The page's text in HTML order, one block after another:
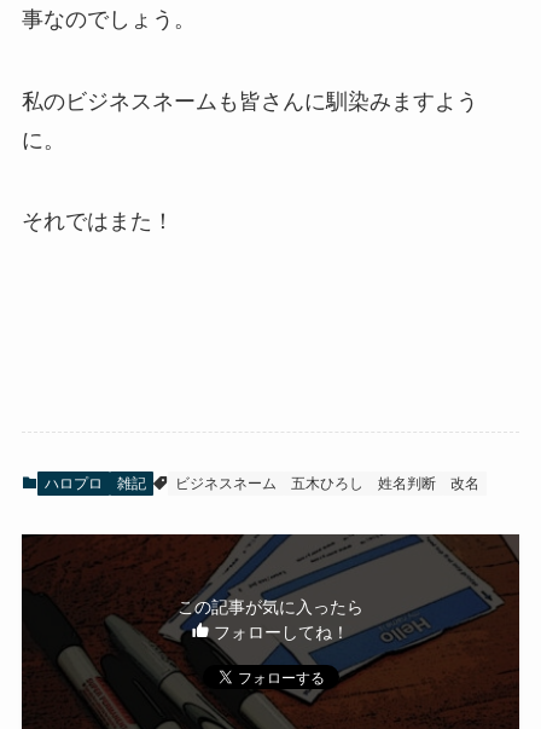
事なのでしょう。
私のビジネスネームも皆さんに馴染みますよう
に。
それではまた！
ハロプロ 雑記 ビジネスネーム 五木ひろし 姓名判断 改名
この記事が気に入ったら
フォローしてね！